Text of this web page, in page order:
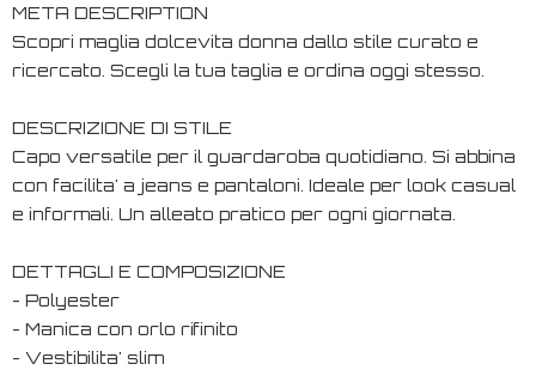
META DESCRIPTION
Scopri maglia dolcevita donna dallo stile curato e
ricercato. Scegli la tua taglia e ordina oggi stesso.
DESCRIZIONE DI STILE
Capo versatile per il guardaroba quotidiano. Si abbina
con facilita' a jeans e pantaloni. Ideale per look casual
e informali. Un alleato pratico per ogni giornata.
DETTAGLI E COMPOSIZIONE
- Polyester
- Manica con orlo rifinito
- Vestibilita' slim